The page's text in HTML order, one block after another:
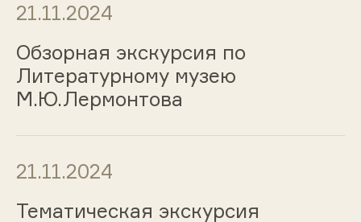
21.11.2024
Обзорная экскурсия по
Литературному музею
М.Ю.Лермонтова
21.11.2024
Тематическая экскурсия